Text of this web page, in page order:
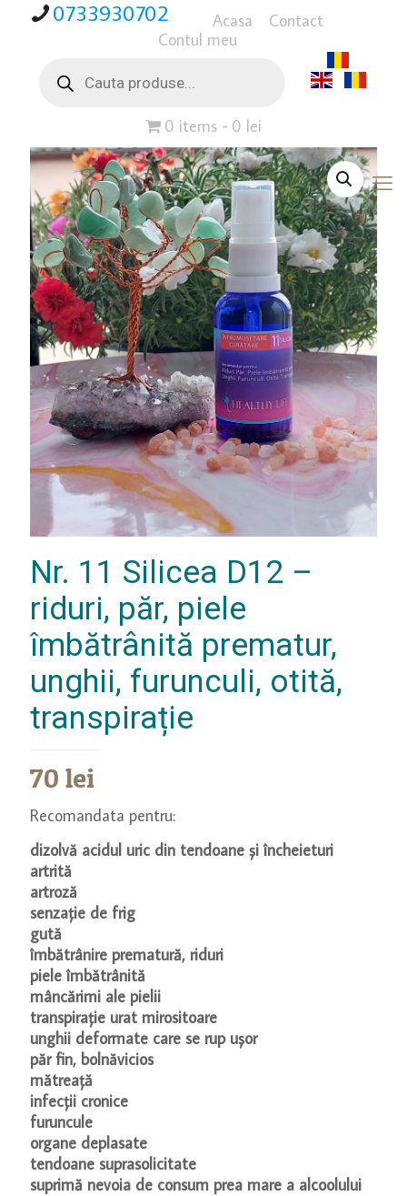
0733930702 Acasa
Contact
Contul meu
search
0 items 0 lei
Nr. 11 Silicea D12 –
riduri, păr, piele
îmbătrânită prematur,
unghii, furunculi, otită,
transpirație
70 lei
Recomandata pentru:
dizolvă acidul uric din tendoane și încheieturi
artrită
artroză
senzație de frig
gută
îmbătrânire prematură, riduri
piele îmbătrânită
mâncărimi ale pielii
transpirație urat mirositoare
unghii deformate care se rup ușor
păr fin, bolnăvicios
mătreață
infecții cronice
furuncule
organe deplasate
tendoane suprasolicitate
suprimă nevoia de consum prea mare a alcoolului